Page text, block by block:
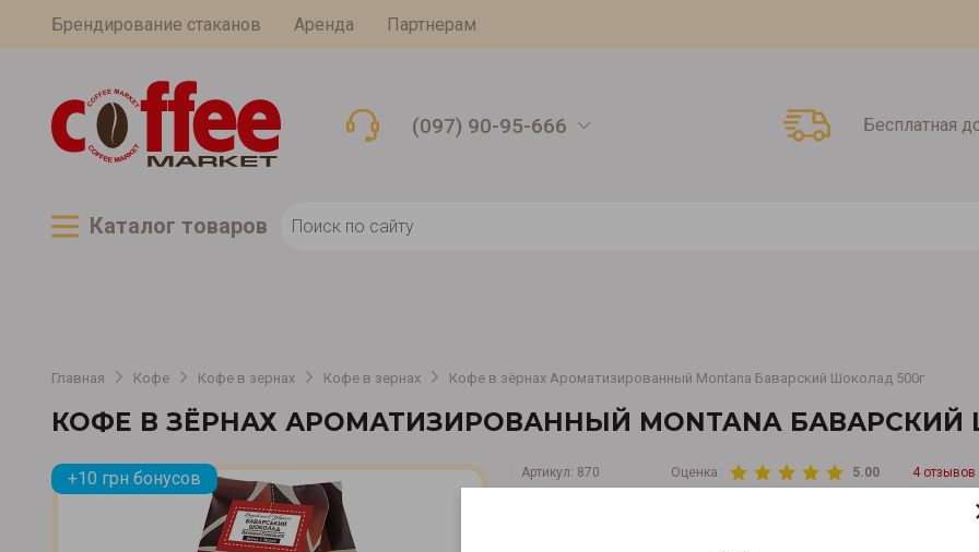
Брендирование стаканов Аренда Партнерам
(097) 90-95-666 Бесплатная
Каталог товаров
Главная Кофе Кофе в зернах Кофе в зернах Кофе в зёрнах Ароматизированный Montana Баварский Шоколад 500г
КОФЕ В ЗЁРНАХ АРОМАТИЗИРОВАННЫЙ MONTANA
+10 грн бонусов Артикул: 870 Оценка: 5.00 4 отзывов